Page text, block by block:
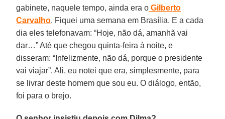
gabinete, naquele tempo, ainda era o Gilberto
Carvalho. Fiquei uma semana em Brasília. E a cada
dia eles telefonavam: “Hoje, não dá, amanhã vai
dar…” Até que chegou quinta-feira à noite, e
disseram: “Infelizmente, não dá, porque o presidente
vai viajar”. Ali, eu notei que era, simplesmente, para
se livrar deste homem que sou eu. O diálogo, então,
foi para o brejo.